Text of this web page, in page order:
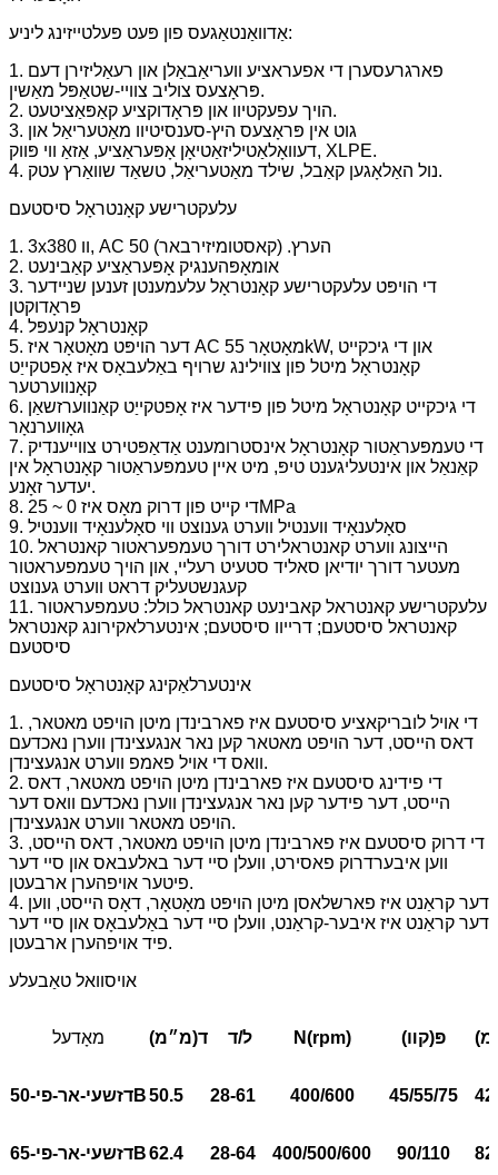
אַדוואַנטאַגעס פון פּעט פּעלטייזינג ליניע:
1. פארגרעסערן די אפעראציע וועריאַבאַלן און רעאַליזירן דעם
פּראָצעס צוליב צוויי-שטאַפּל מאַשין.
2. הויך עפעקטיוו און פּראָדוקציע קאַפּאַציטעט.
3. גוט אין פּראָצעס היץ-סענסיטיוו מאַטעריאַל און
דעוואָלאַטיליזאַטיאָן אָפּעראַציע, אַזאַ ווי פּווק, XLPE.
4. נול האַלאָגען קאַבל, שילד מאַטעריאַל, טשאַד שוואַרץ עטק.
עלעקטרישע קאָנטראָל סיסטעם
1. 3x380 וו, AC 50 הערץ. (קאסטומיזירבאר)
2. אומאָפּהענגיק אָפּעראַציע קאַבינעט
3. די הויפּט עלעקטרישע קאָנטראָל עלעמענטן זענען שניידער
פּראָדוקטן
4. קאָנטראָל קנעפּל
5. דער הויפּט מאָטאָר איז AC מאָטאָר 55kW, און די גיכקייט
קאָנטראָל מיטל פון צווילינג שרויף באַלעבאָס איז אָפטקייַט
קאָנווערטער
6. די גיכקייט קאָנטראָל מיטל פון פידער איז אָפטקייַט קאַנווערזשאַן
גאָווערנאָר
7. די טעמפּעראַטור קאָנטראָל אינסטרומענט אַדאַפּטירט צווייענדיק
קאַנאַל און אינטעליגענט טיפּ, מיט איין טעמפּעראַטור קאָנטראָל אין
יעדער זאָנע.
8. די קייט פון דרוק מאָס איז 0 ~ 25MPa
9. סאָלענאָיד ווענטיל ווערט גענוצט ווי סאָלענאָיד ווענטיל
10. הייצונג ווערט קאנטראלירט דורך טעמפעראטור קאנטראל
מעטער דורך יודיאן סאליד סטעיט רעליי, און הויך טעמפעראטור
קעגנשטעליק דראט ווערט גענוצט
11. עלעקטרישע קאנטראל קאבינעט קאנטראל כולל: טעמפעראטור
קאנטראל סיסטעם; דרייוו סיסטעם; אינטערלאקירונג קאנטראל
סיסטעם
אינטערלאַקינג קאָנטראָל סיסטעם
1. די אויל לובריקאציע סיסטעם איז פארבינדן מיטן הויפט מאטאר,
דאס הייסט, דער הויפט מאטאר קען נאר אנגעצינדן ווערן נאכדעם
וואס די אויל פאמפ ווערט אנגעצינדן.
2. די פידינג סיסטעם איז פארבינדן מיטן הויפט מאטאר, דאס
הייסט, דער פידער קען נאר אנגעצינדן ווערן נאכדעם וואס דער
הויפט מאטאר ווערט אנגעצינדן.
3. די דרוק סיסטעם איז פארבינדן מיטן הויפט מאטאר, דאס הייסט,
ווען איבערדרוק פאסירט, וועלן סיי דער באלעבאס און סיי דער
פיטער אויפהערן ארבעטן.
4. דער קראַנט איז פארשלאסן מיטן הויפּט מאָטאָר, דאָס הייסט, ווען
דער קראַנט איז איבער-קראַנט, וועלן סיי דער באַלעבאָס און סיי דער
פיד אויפהערן ארבעטן.
אויסוואל טאַבעלע
מאָדעל ד(מ״מ) ל/ד N(rpm) פּ(קװ)
דזשעי-אר-פי-50B50.5 28-61 400/600 45/55/75
דזשעי-אר-פי-65B62.4 28-64 400/500/600 90/110